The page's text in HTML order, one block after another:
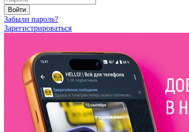
Войти
Забыли пароль?
Зарегистрироваться